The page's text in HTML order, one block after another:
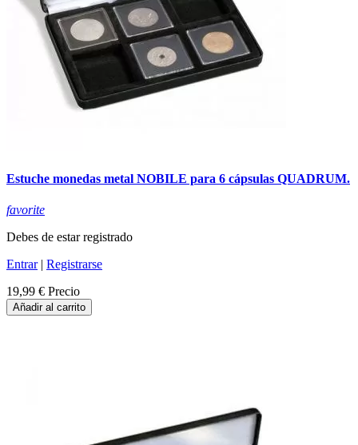
Estuche monedas metal NOBILE para 6 cápsulas QUADRUM.
favorite
Debes de estar registrado
Entrar| Registrarse
19,99 € Precio
Añadir al carrito